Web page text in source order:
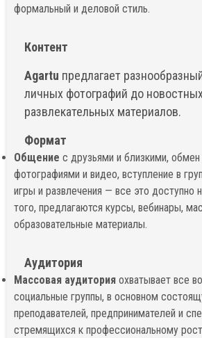
формальный и деловой стиль.
Контент
Agartu предлагает
личных фотографий до
развлекательных материалов.
Формат
Общение с друзьями и близкими, обмен
фотографиями и видео, вступление в
игры и развлечения — все это доступно
того, предлагаются курсы, вебинары,
образовательные материалы.
Аудитория
Массовая аудиторияохватывает все
социальные группы, в основном
преподавателей, предпринимателей и
стремящихся к профессиональному